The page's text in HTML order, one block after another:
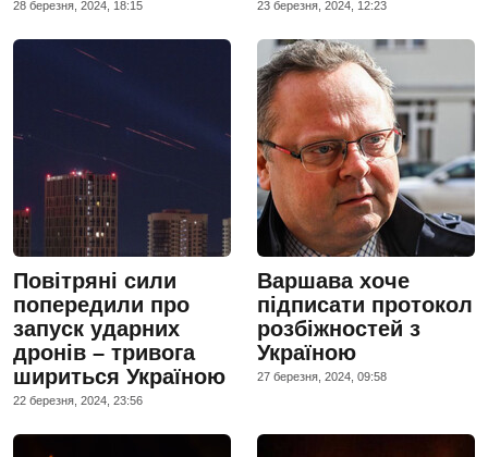
28 березня, 2024, 18:15 23 березня, 2024, 12:23
Повітряні сили
попередили про
запуск ударних
дронів – тривога
шириться Україною
22 березня, 2024, 23:56
Варшава хоче
підписати протокол
розбіжностей з
Україною
27 березня, 2024, 09:58